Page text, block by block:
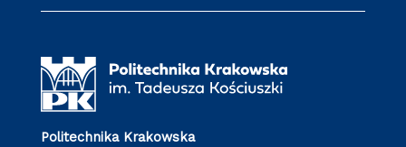
Politechnika Krakowska